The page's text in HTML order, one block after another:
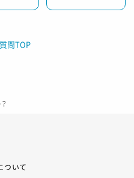
問TOP
ついて